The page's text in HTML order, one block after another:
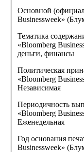
Основной
Businessweek»
Тематика
«Bloomberg
деньги, финансы
Политическая
«Bloomberg
Независимая
Периодичность
«Bloomberg
Еженедельная
Год основания
Businessweek»